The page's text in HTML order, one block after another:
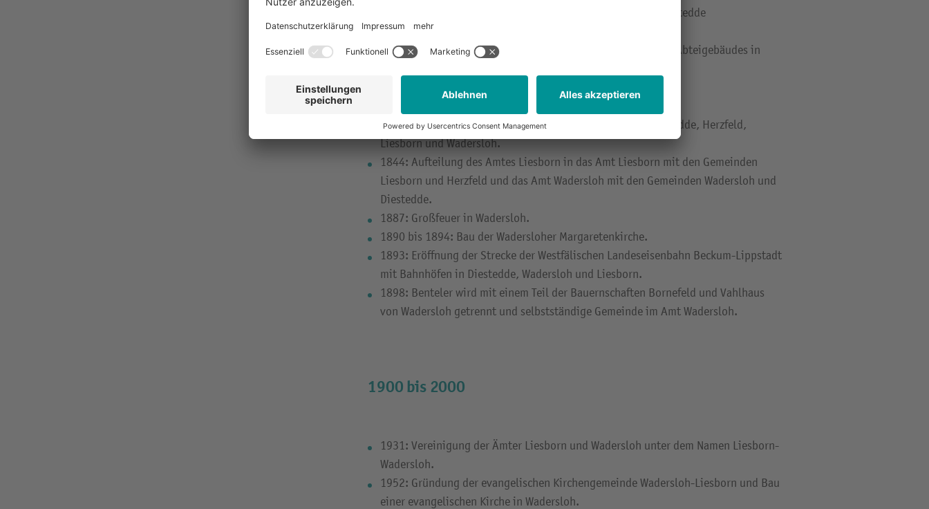
1570: Errichtung des heutigen Schlosses Crassenstein in Diestedde
(klassizistischer Umbau nach 1800).
1724 bis 1751: Bau des Süd- und Mittelflügels des barocken Abteigebäudes in
1841: Bildung des Amtes Liesborn aus den Gemeinden Diestedde, Herzfeld,
Liesborn und Wadersloh.
1844: Aufteilung des Amtes Liesborn in das Amt Liesborn mit den Gemeinden
Liesborn und Herzfeld und das Amt Wadersloh mit den Gemeinden Wadersloh und
Diestedde.
1887: Großfeuer in Wadersloh.
1890 bis 1894: Bau der Wadersloher Margaretenkirche.
1893: Eröffnung der Strecke der Westfälischen Landeseisenbahn Beckum-Lippstadt
mit Bahnhöfen in Diestedde, Wadersloh und Liesborn.
1898: Benteler wird mit einem Teil der Bauernschaften Bornefeld und Vahlhaus
von Wadersloh getrennt und selbstständige Gemeinde im Amt Wadersloh.
1900 bis 2000
1931: Vereinigung der Ämter Liesborn und Wadersloh unter dem Namen Liesborn-
Wadersloh.
1952: Gründung der evangelischen Kirchengemeinde Wadersloh-Liesborn und Bau
einer evangelischen Kirche in Wadersloh.